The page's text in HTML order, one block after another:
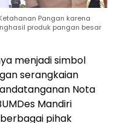
Pangan karena
produk pangan besar
menjadi simbol
serangkaian
Nota
Mandiri
pihak